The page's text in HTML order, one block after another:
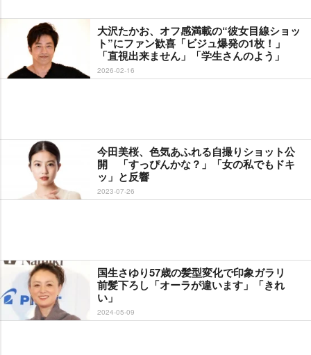
大沢たかお、オフ感満載の“彼女目線ショッ
ト”にファン歓喜「ビジュ爆発の1枚！」
「直視出来ません」「学生さんのよう」
2026-02-16
今田美桜、色気あふれる自撮りショット公
開 「すっぴんかな？」「女の私でもドキ
ッ」と反響
2023-07-26
国生さゆり57歳の髪型変化で印象ガラリ
前髪下ろし「オーラが違います」「きれ
い」
2024-05-09